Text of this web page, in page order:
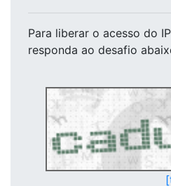
Para liberar o acesso do IP
responda ao desafio